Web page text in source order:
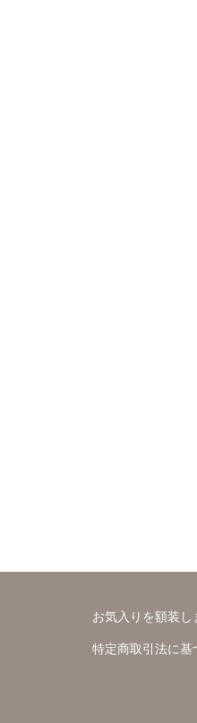
お気入りを額装し
特定商取引法に基